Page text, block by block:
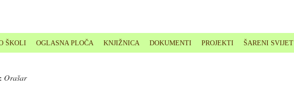
ŠKOLI OGLASNA PLOČA KNJIŽNICA DOKUMENTI PROJEKTI ŠARENI SVIJET
Orašar